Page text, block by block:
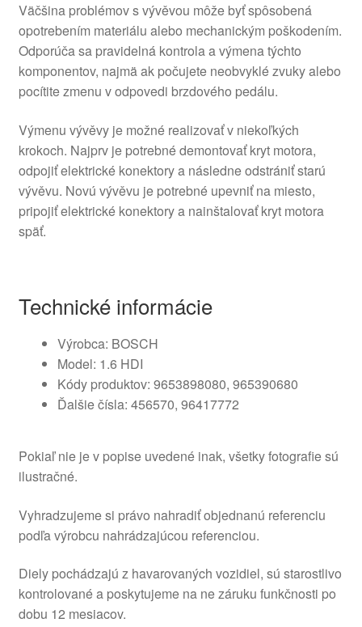
Väčšina problémov s vývěvou môže byť spôsobená
opotrebením materiálu alebo mechanickým poškodením.
Odporúča sa pravidelná kontrola a výmena týchto
komponentov, najmä ak počujete neobvyklé zvuky alebo
pocítite zmenu v odpovedi brzdového pedálu.
Výmenu vývěvy je možné realizovať v niekoľkých
krokoch. Najprv je potrebné demontovať kryt motora,
odpojiť elektrické konektory a následne odstrániť starú
vývěvu. Novú vývěvu je potrebné upevniť na miesto,
pripojiť elektrické konektory a nainštalovať kryt motora
späť.
Technické informácie
Výrobca: BOSCH
Model: 1.6 HDI
Kódy produktov: 9653898080, 965390680
Ďalšie čísla: 456570, 96417772
Pokiaľ nie je v popise uvedené inak, všetky fotografie sú
ilustračné.
Vyhradzujeme si právo nahradiť objednanú referenciu
podľa výrobcu nahrádzajúcou referenciou.
Diely pochádzajú z havarovaných vozidiel, sú starostlivo
kontrolované a poskytujeme na ne záruku funkčnosti po
dobu 12 mesiacov.